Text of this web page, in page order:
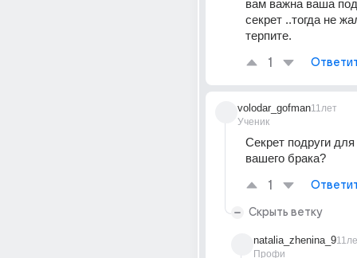
вам важна ваша
секрет ..тогда не
терпите.
1
volodar_gofman
Ученик
11лет
Секрет подруги
вашего брака?
1
Скрыть ветку
natalia_zhenina_9
Профи